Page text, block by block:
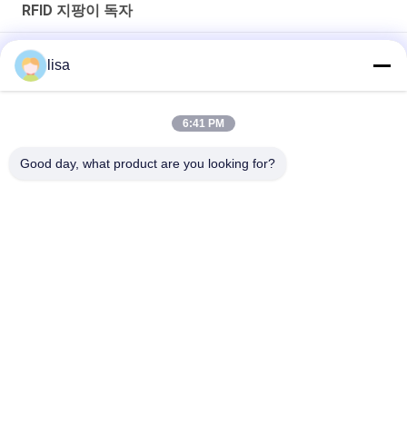
RFID 지팡이 독자
동물성 전자 귀 꼬리표를 위한 소형 휴대용 RFID 지팡이 독자
전문 가축 RFID 태그 리더 PT290 OLED 디스플레이 데이터 저장
lisa
6:41 PM
Good day, what product are you looking for?